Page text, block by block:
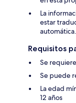
La
estar
automática.
Requisitos
Se
Se puede
La edad
12 años